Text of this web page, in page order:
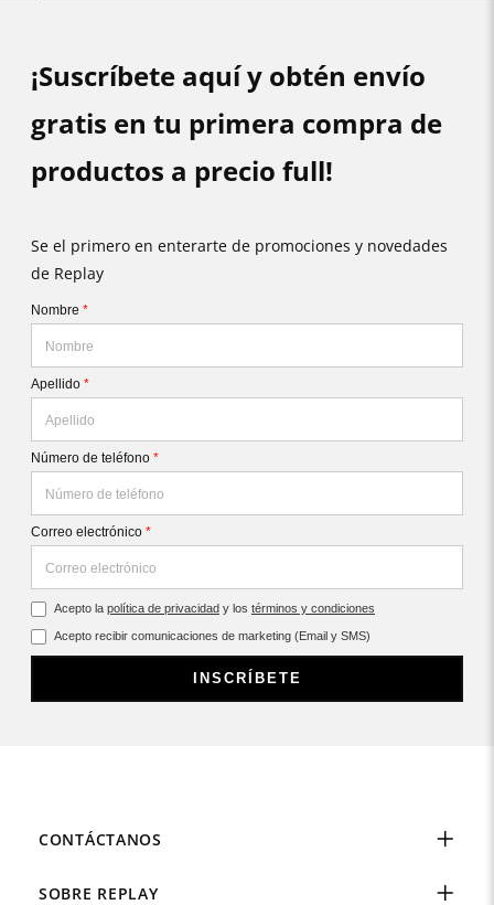
¡Suscríbete aquí y obtén envío
gratis en tu primera compra de
productos a precio full!
Se el primero en enterarte de promociones y novedades
de Replay
Nombre *
Apellido *
Número de teléfono *
Correo electrónico *
Acepto la política de privacidad y los términos y condiciones
Acepto recibir comunicaciones de marketing (Email y SMS)
INSCRÍBETE
CONTÁCTANOS
SOBRE REPLAY